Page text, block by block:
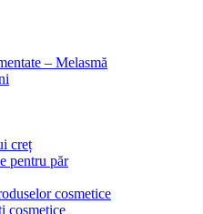
– Melasmă
creț
pentru păr
cosmetice
cosmetice